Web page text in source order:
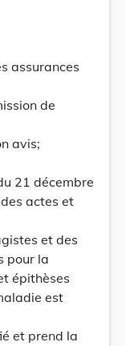
assurances
de
avis;
21 décembre
actes et
et des
pour la
épithèses
est
et prend la